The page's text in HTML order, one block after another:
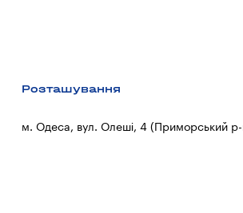
Розташування
м. Одеса, вул. Олеші, 4 (Приморський р-